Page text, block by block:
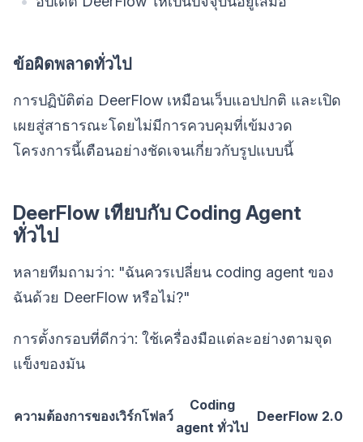
ข้อผิดพลาดทั่วไป
การปฏิบัติต่อ DeerFlow เหมือนเว็บแอปปกติ และเปิด
เผยสู่สาธารณะโดยไม่มีการควบคุมที่เข้มงวด
โครงการนี้เตือนอย่างชัดเจนเกี่ยวกับรูปแบบนี้
DeerFlow เทียบกับ Coding Agent
ทั่วไป
หลายทีมถามว่า: "ฉันควรเปลี่ยน coding agent ของ
ฉันด้วย DeerFlow หรือไม่?"
การตั้งกรอบที่ดีกว่า: ใช้เครื่องมือแต่ละอย่างตามจุด
แข็งของมัน
ความต้องการของเวิร์กโฟลว์
Coding
agent ทั่วไป
DeerFlow 2.0